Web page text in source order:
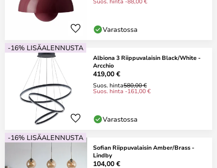
Varastossa
-16% LISÄALENNUSTA
Albiona 3 Riippuvalaisin Black/White -
Arcchio
419,00 €
Suos. hinta580,00 €
Suos. hinta -161,00 €
Varastossa
-16% LISÄALENNUSTA
Sofian Riippuvalaisin Amber/Brass -
Lindby
104,00 €